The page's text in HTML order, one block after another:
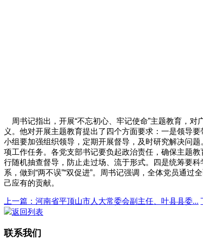
周书记指出，开展“不忘初心、牢记使命”主题教育，
义。他对开展主题教育提出了四个方面要求：一是领导
小组要加强组织领导，定期开展督导，及时研究解决问
项工作任务。各党支部书记要负起政治责任，确保主题
行随机抽查督导，防止走过场、流于形式。四是统筹要
系，做到“两不误”“双促进”。周书记强调，全体党员通
己应有的贡献。
上一篇：河南省平顶山市人大常委会副主任、叶县县委...
返回列表
联系我们